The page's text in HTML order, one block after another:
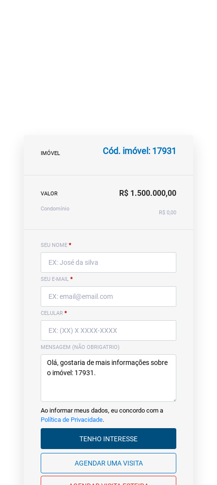
IMÓVEL Cód. imóvel: 17931
VALOR R$ 1.500.000,00
Condomínio
R$ 0,00
SEU NOME *
SEU E-MAIL *
CELULAR *
MENSAGEM (NÃO OBRIGATRIO)
Ao informar meus dados, eu concordo com a
Política de Privacidade.
TENHO INTERESSE
AGENDAR UMA VISITA